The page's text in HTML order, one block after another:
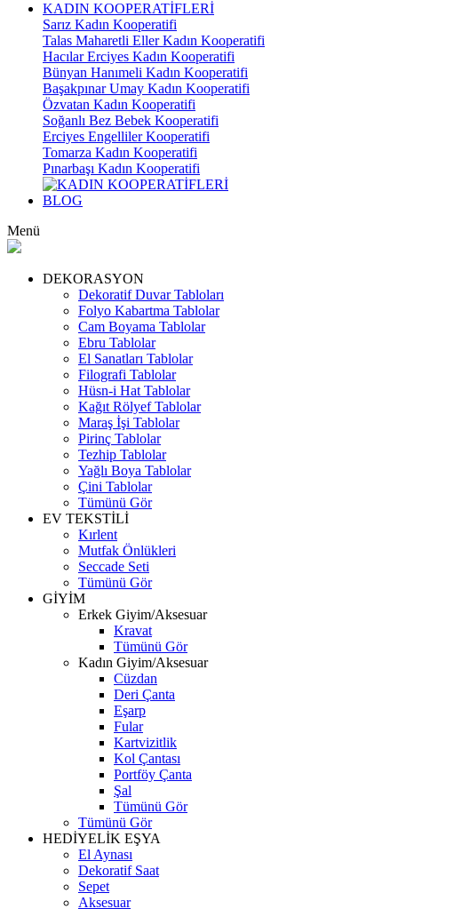
KADIN KOOPERATİFLERİ
Sarız Kadın Kooperatifi
Talas Maharetli Eller Kadın Kooperatifi
Hacılar Erciyes Kadın Kooperatifi
Bünyan Hanımeli Kadın Kooperatifi
Başakpınar Umay Kadın Kooperatifi
Özvatan Kadın Kooperatifi
Soğanlı Bez Bebek Kooperatifi
Erciyes Engelliler Kooperatifi
Tomarza Kadın Kooperatifi
Pınarbaşı Kadın Kooperatifi
BLOG
Menü
DEKORASYON
Dekoratif Duvar Tabloları
Folyo Kabartma Tablolar
Cam Boyama Tablolar
Ebru Tablolar
El Sanatları Tablolar
Filografi Tablolar
Hüsn-i Hat Tablolar
Kağıt Rölyef Tablolar
Maraş İşi Tablolar
Pirinç Tablolar
Tezhip Tablolar
Yağlı Boya Tablolar
Çini Tablolar
Tümünü Gör
EV TEKSTİLİ
Kırlent
Mutfak Önlükleri
Seccade Seti
Tümünü Gör
GİYİM
Erkek Giyim/Aksesuar
Kravat
Tümünü Gör
Kadın Giyim/Aksesuar
Cüzdan
Deri Çanta
Eşarp
Fular
Kartvizitlik
Kol Çantası
Portföy Çanta
Şal
Tümünü Gör
Tümünü Gör
HEDİYELİK EŞYA
El Aynası
Dekoratif Saat
Sepet
Aksesuar